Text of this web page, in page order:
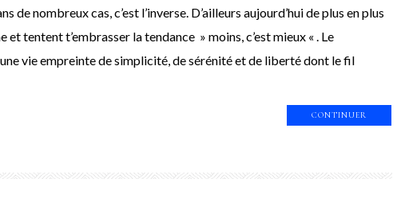
de nombreux cas, c’est l’inverse. D’ailleurs aujourd’hui de plus en plus
tentent t’embrasser la tendance » moins, c’est mieux « . Le
vie empreinte de simplicité, de sérénité et de liberté dont le fil
CONTINUER